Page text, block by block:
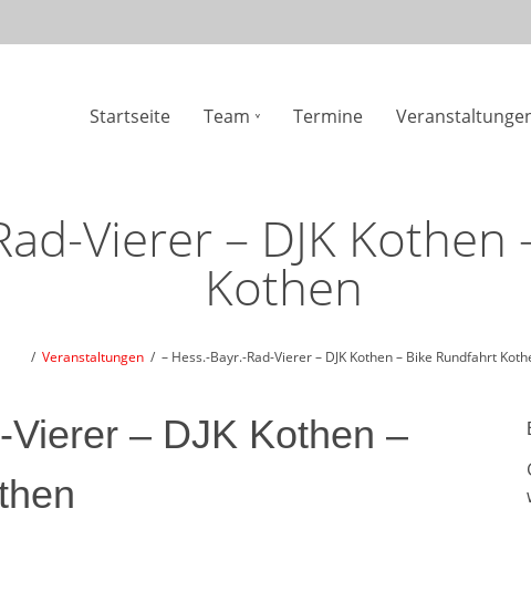
Startseite Team Termine
Vierer – DJK
Kothen
Veranstaltungen – Hess.-Bayr.-Rad-Vierer – DJK Kothen – Bike Rundfahrt
– DJK Kothen –